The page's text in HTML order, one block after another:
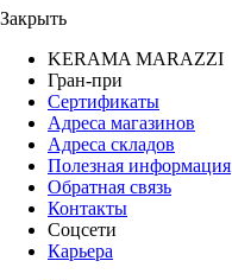
Закрыть
KERAMA MARAZZI
Гран-при
Сертификаты
Адреса магазинов
Адреса складов
Полезная информация
Обратная связь
Контакты
Соцсети
Карьера